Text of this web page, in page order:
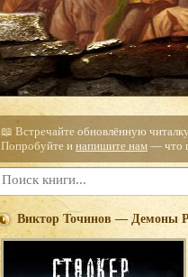
📖 Встречайте обновлённую
Попробуйте и напишите нам — что
Виктор Точинов — Демоны